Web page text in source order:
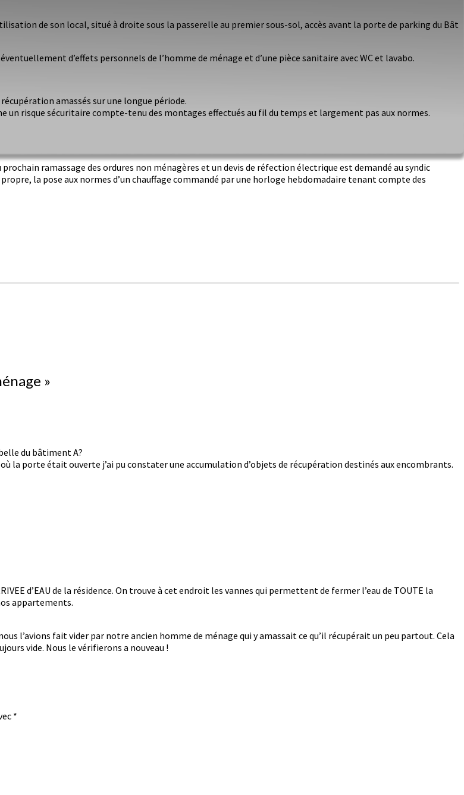
de son local, situé à droite sous la passerelle au premier sous-sol, accès avant la porte de parking du Bât
d’effets personnels de l’homme de ménage et d’une pièce sanitaire avec WC et lavabo.
amassés sur une longue période.
risque sécuritaire compte-tenu des montages effectués au fil du temps et largement pas aux normes.
ramassage des ordures non ménagères et un devis de réfection électrique est demandé au syndic
la pose aux normes d’un chauffage commandé par une horloge hebdomadaire tenant compte des
»
du bâtiment A?
la porte était ouverte j’ai pu constater une accumulation d’objets de récupération destinés aux encombrants.
d’EAU de la résidence. On trouve à cet endroit les vannes qui permettent de fermer l’eau de TOUTE la
appartements.
l’avions fait vider par notre ancien homme de ménage qui y amassait ce qu’il récupérait un peu partout. Cela
vide. Nous le vérifierons a nouveau !
*